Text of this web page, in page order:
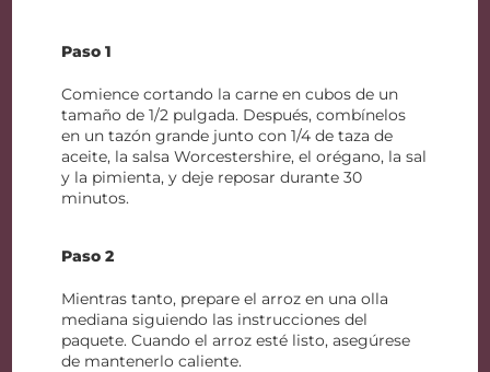
Paso 1
Comience cortando la carne en cubos de un
tamaño de 1/2 pulgada. Después, combínelos
en un tazón grande junto con 1/4 de taza de
aceite, la salsa Worcestershire, el orégano, la sal
y la pimienta, y deje reposar durante 30
minutos.
Paso 2
Mientras tanto, prepare el arroz en una olla
mediana siguiendo las instrucciones del
paquete. Cuando el arroz esté listo, asegúrese
de mantenerlo caliente.